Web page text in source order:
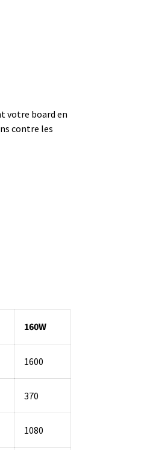
votre board en
contre les
160W
1600
370
1080